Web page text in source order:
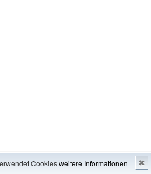
Cookiesweitere Informationen ✖
Impressum---Inhaltsverzeichnis